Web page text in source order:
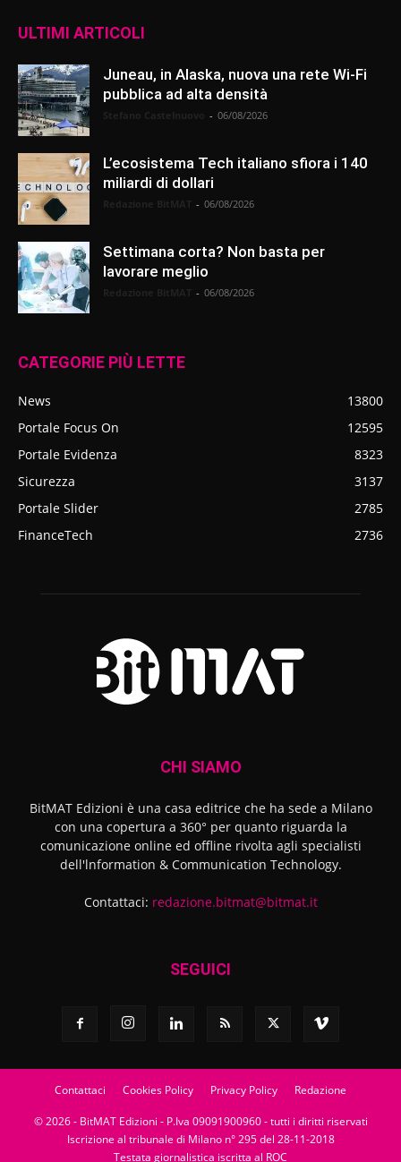
ULTIMI ARTICOLI
Juneau, in Alaska, nuova una rete Wi-Fi
pubblica ad alta densità
- 06/08/2026
L’ecosistema Tech italiano sfiora i 140
miliardi di dollari
- 06/08/2026
Settimana corta? Non basta per
lavorare meglio
- 06/08/2026
CATEGORIE PIÙ LETTE
News
13800
Portale Focus On
12595
Portale Evidenza
8323
Sicurezza
3137
Portale Slider
2785
FinanceTech
2736
CHI SIAMO
BitMAT Edizioni è una casa editrice che ha sede a Milano
con una copertura a 360° per quanto riguarda la
comunicazione online ed offline rivolta agli specialisti
dell'lnformation & Communication Technology.
Contattaci: redazione.bitmat@bitmat.it
SEGUICI
Contattaci Cookies Policy Privacy Policy Redazione
© 2026 - BitMAT Edizioni - P.Iva 09091900960 - tutti i diritti riservati
Iscrizione al tribunale di Milano n° 295 del 28-11-2018
Testata giornalistica iscritta al ROC